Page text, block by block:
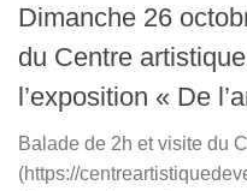
Dimanche 26
du Centre
l’exposition « De
Balade de 2h et visite du
(https://